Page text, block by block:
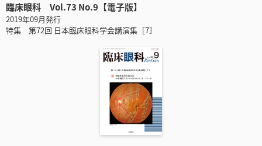
臨床眼科 Vol.73 No.9【電子版】
2019年09月発行
特集 第72回 日本臨床眼科学会講演集［7］